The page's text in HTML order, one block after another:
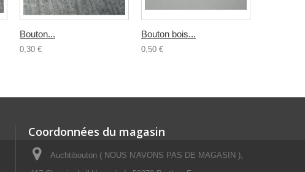
Bouton...
0,30 €
Bouton bois...
0,50 €
Coordonnées du magasin
Auchtibouton ( NOUS N'AVONS PAS DE MAGASIN ),